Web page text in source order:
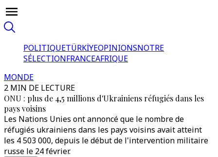
POLITIQUETÜRKİYEOPINIONSNOTRE
SÉLECTIONFRANCEAFRIQUE
MONDE
2 MIN DE LECTURE
ONU : plus de 4,5 millions d'Ukrainiens réfugiés dans les
pays voisins
Les Nations Unies ont annoncé que le nombre de
réfugiés ukrainiens dans les pays voisins avait atteint
les 4 503 000, depuis le début de l'intervention militaire
russe le 24 février.